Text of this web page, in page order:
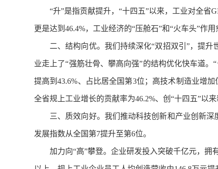
“升”是指贡献提升，“十四五”以来，工业对全省
更是达到46.4%，工业经济的“压舱石”和“火车头”作
二、结构向优。我们持续深化“双招双引”，提
业走上了“强筋壮骨、攀高向强”的结构优化快车道
提高到43.6%、占比居全国第3位；高技术制造业增
全省规上工业增长的贡献率为46.2%、创“十四五”以
三、质效向好。我们推动科技创新和产业创新
发展指数从全国第7提升至第6位。
加力向“高”攀登。企业研发投入突破千亿元，拥